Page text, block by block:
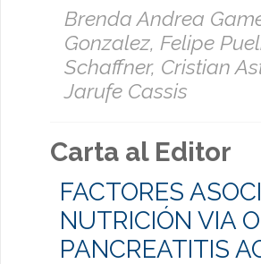
Brenda Andrea
Gonzalez, Felipe
Schaffner, Cristian
Jarufe Cassis
Carta al Editor
FACTORES
NUTRICIÓN VIA
PANCREATITIS